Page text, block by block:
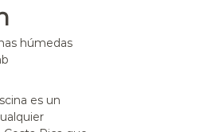
húmedas
es un